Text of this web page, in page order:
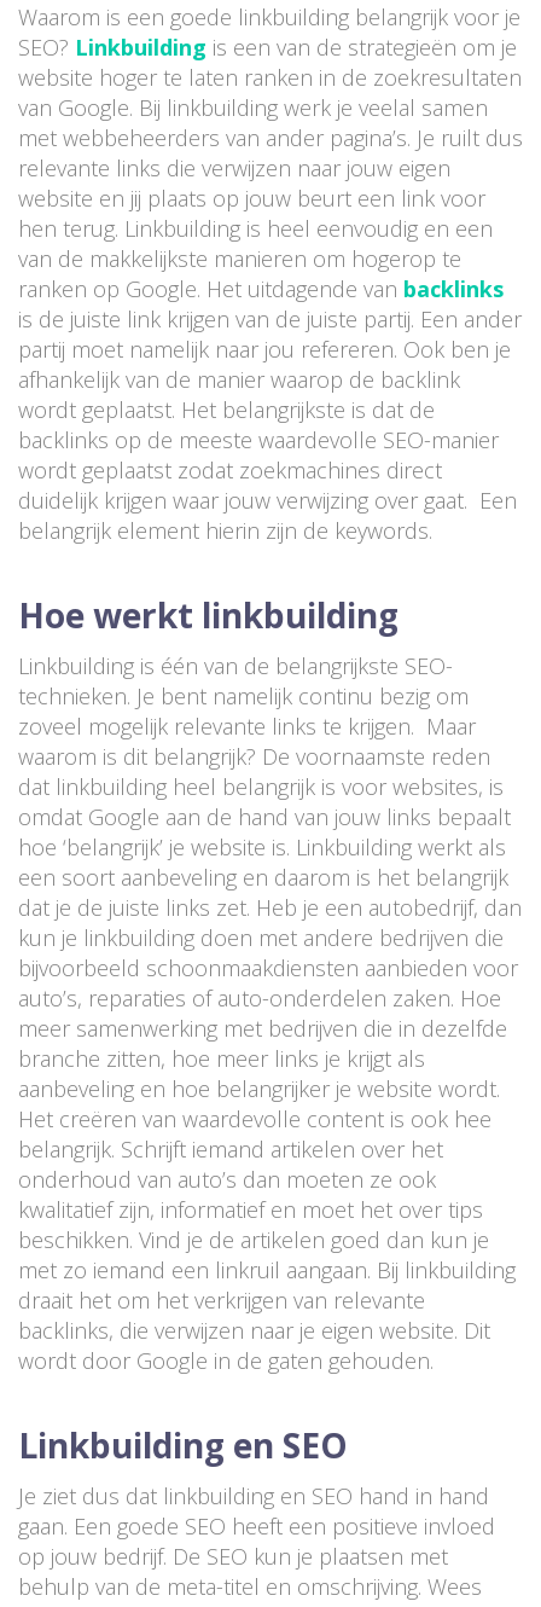
Waarom is een goede linkbuilding belangrijk voor je
SEO? Linkbuilding is een van de strategieën om je
website hoger te laten ranken in de zoekresultaten
van Google. Bij linkbuilding werk je veelal samen
met webbeheerders van ander pagina’s. Je ruilt dus
relevante links die verwijzen naar jouw eigen
website en jij plaats op jouw beurt een link voor
hen terug. Linkbuilding is heel eenvoudig en een
van de makkelijkste manieren om hogerop te
ranken op Google. Het uitdagende van backlinks
is de juiste link krijgen van de juiste partij. Een ander
partij moet namelijk naar jou refereren. Ook ben je
afhankelijk van de manier waarop de backlink
wordt geplaatst. Het belangrijkste is dat de
backlinks op de meeste waardevolle SEO-manier
wordt geplaatst zodat zoekmachines direct
duidelijk krijgen waar jouw verwijzing over gaat. Een
belangrijk element hierin zijn de keywords.
Hoe werkt linkbuilding
Linkbuilding is één van de belangrijkste SEO-
technieken. Je bent namelijk continu bezig om
zoveel mogelijk relevante links te krijgen. Maar
waarom is dit belangrijk? De voornaamste reden
dat linkbuilding heel belangrijk is voor websites, is
omdat Google aan de hand van jouw links bepaalt
hoe ‘belangrijk’ je website is. Linkbuilding werkt als
een soort aanbeveling en daarom is het belangrijk
dat je de juiste links zet. Heb je een autobedrijf, dan
kun je linkbuilding doen met andere bedrijven die
bijvoorbeeld schoonmaakdiensten aanbieden voor
auto’s, reparaties of auto-onderdelen zaken. Hoe
meer samenwerking met bedrijven die in dezelfde
branche zitten, hoe meer links je krijgt als
aanbeveling en hoe belangrijker je website wordt.
Het creëren van waardevolle content is ook hee
belangrijk. Schrijft iemand artikelen over het
onderhoud van auto’s dan moeten ze ook
kwalitatief zijn, informatief en moet het over tips
beschikken. Vind je de artikelen goed dan kun je
met zo iemand een linkruil aangaan. Bij linkbuilding
draait het om het verkrijgen van relevante
backlinks, die verwijzen naar je eigen website. Dit
wordt door Google in de gaten gehouden.
Linkbuilding en SEO
Je ziet dus dat linkbuilding en SEO hand in hand
gaan. Een goede SEO heeft een positieve invloed
op jouw bedrijf. De SEO kun je plaatsen met
behulp van de meta-titel en omschrijving. Wees